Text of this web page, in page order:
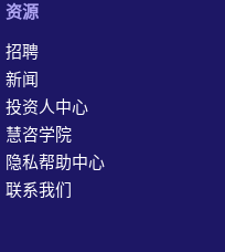
资源
招聘
新闻
投资人中心
慧咨学院
隐私帮助中心
联系我们